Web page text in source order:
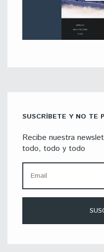
SUSCRÍBETE Y NO TE
Recibe nuestra
todo, todo y todo